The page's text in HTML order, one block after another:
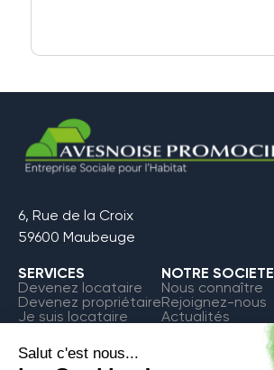
6, Rue de la Croix
59600 Maubeuge
SERVICES
Devenez locataire
Devenez propriétaire
Je suis locataire
NOTRE SOCIETE
Nous connaître
Rejoignez-nous
Actualités